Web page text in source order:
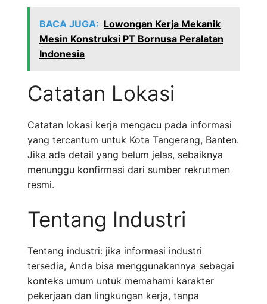
BACA JUGA: Lowongan Kerja Mekanik
Mesin Konstruksi PT Bornusa Peralatan
Indonesia
Catatan Lokasi
Catatan lokasi kerja mengacu pada informasi
yang tercantum untuk Kota Tangerang, Banten.
Jika ada detail yang belum jelas, sebaiknya
menunggu konfirmasi dari sumber rekrutmen
resmi.
Tentang Industri
Tentang industri: jika informasi industri
tersedia, Anda bisa menggunakannya sebagai
konteks umum untuk memahami karakter
pekerjaan dan lingkungan kerja, tanpa